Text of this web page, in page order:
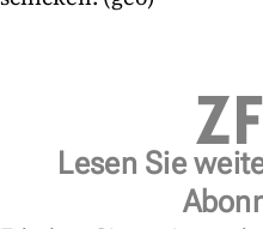
Lesen Sie